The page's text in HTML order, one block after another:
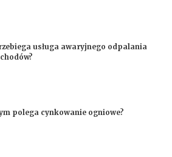
usługa awaryjnego odpalania
polega cynkowanie ogniowe?